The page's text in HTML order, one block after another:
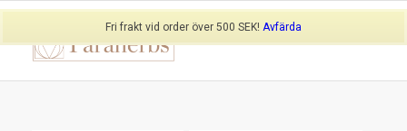
Fri frakt vid order över 500 SEK! Avfärda